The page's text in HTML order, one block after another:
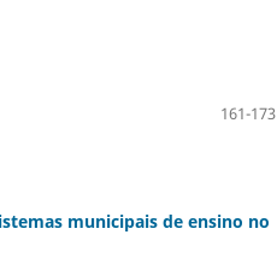
161-173
municipais de ensino no